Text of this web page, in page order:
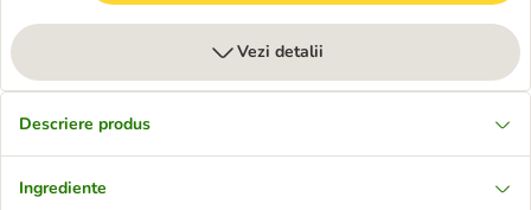
Vezi detalii
Descriere produs
Ingrediente